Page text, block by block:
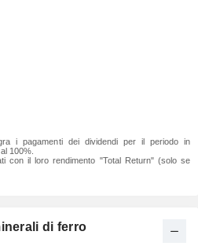
i pagamenti dei dividendi per il periodo in
100%.
con il loro rendimento "Total Return" (solo se
di ferro